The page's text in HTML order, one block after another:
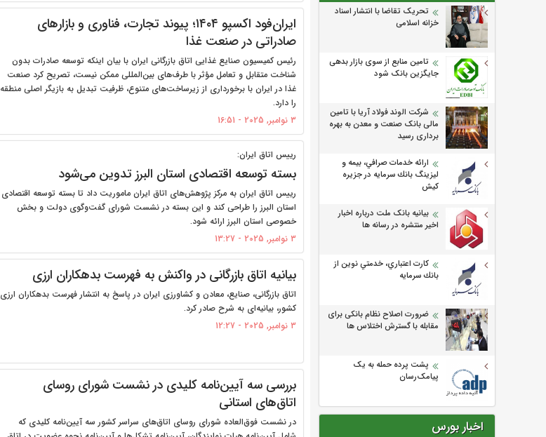
تحریک تقاضا با انتشار اسناد
خزانه اسلامی
تامین منابع از سوی بازار بدهی
جایگزین بانک شود
شرکت الوند فولاد آریا با تامین
مالی بانک صنعت و معدن به بهره
برداری رسید
ارائه خدمات صرافي، بيمه و
ليزينگ بانك سرمايه در جزيره
كيش
بیانیه بانک ملت درباره اخبار
اخیر منتشره در رسانه ها
كارت اعتباري، خدمتي نوين از
بانك سرمايه
ضرورت اصلاح نظام بانکی برای
مقابله با گسترش اختلاس ها
پشت پرده حمله به یک
پیامک‌رسان
اخبار بورس
ایران‌فود اکسپو ۱۴۰۴؛ پیوند تجارت، فناوری و بازارهای
صادراتی در صنعت غذا
رئیس کمیسیون صنایع غذایی اتاق بازرگانی ایران با بیان اینکه توسعه صادرات بدون
شناخت متقابل و تعامل مؤثر با طرف‌های بین‌المللی ممکن نیست، تصریح کرد صنعت
غذا در ایران با برخورداری از زیرساخت‌های متنوع، ظرفیت تبدیل‌ به بازیگر اصلی منطقه
را دارد.
3 نوامبر, 2025 - 16:51
رییس اتاق ایران:
بسته توسعه اقتصادی استان البرز تدوین می‌شود
رییس اتاق ایران به مرکز پژوهش‌های اتاق ایران ماموریت داد تا بسته توسعه اقتصادی
استان البرز را طراحی کند و این بسته در نشست شورای گفت‌وگوی دولت و بخش
خصوصی استان البرز ارائه شود.
3 نوامبر, 2025 - 13:27
بیانیه اتاق بازرگانی در واکنش به فهرست بدهکاران ارزی
اتاق بازرگانی، صنایع، معادن و کشاورزی ایران در پاسخ به انتشار فهرست بدهکاران ارزی
کشور، بیانیه‌ای به شرح صادر کرد.
3 نوامبر, 2025 - 12:27
بررسی سه آیین‌نامه کلیدی در نشست شورای روسای
اتاق‌های استانی
در نشست فوق‌العاده شورای روسای اتاق‌های سراسر کشور سه آیین‌نامه کلیدی که